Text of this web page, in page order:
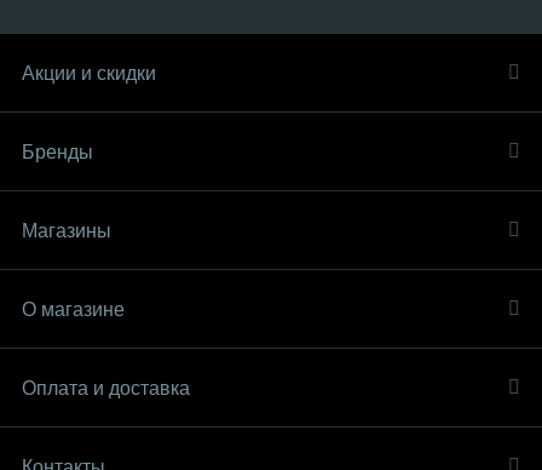
Акции и скидки
Бренды
Магазины
О магазине
Оплата и доставка